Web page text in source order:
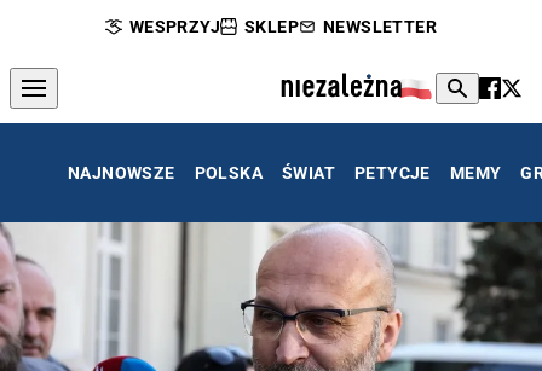
WESPRZYJ SKLEP NEWSLETTER
NAJNOWSZE POLSKA ŚWIAT PETYCJE MEMY